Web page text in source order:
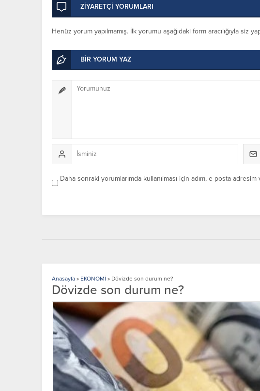
ZİYARETÇİ YORUMLARI
Henüz yorum yapılmamış. İlk yorumu aşağıdaki form aracılığıyla siz
BİR YORUM YAZ
Daha sonraki yorumlarımda kullanılması için adım, e-posta
Anasayfa » EKONOMİ » Dövizde son durum ne?
Dövizde son durum ne?